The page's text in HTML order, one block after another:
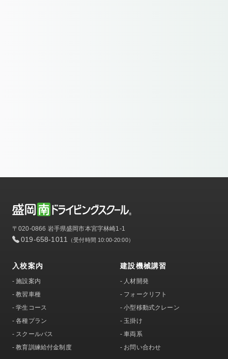
〒020-0866 岩手県盛岡市本宮字林崎1-1
019-658-1011 （受付時間 10:00-20:00）
入校案内
-施設案内
-教習車種
-学生コース
-各種プラン
- スクールバス
-教育訓練給付金制度
建設機械講習
- 人材開発
- フォークリフト
-小型移動式クレーン
- 玉掛け
-車両系
- お問い合わせ